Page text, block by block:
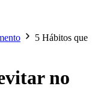
5 Hábitos que
no